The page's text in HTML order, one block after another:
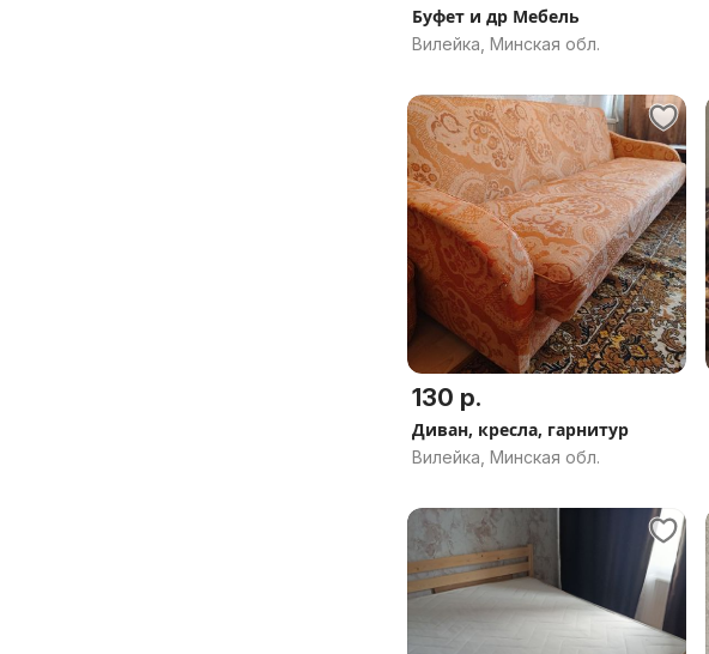
Буфет и др Мебель
Вилейка, Минская обл.
130 р.
Диван, кресла, гарнитур
Вилейка, Минская обл.